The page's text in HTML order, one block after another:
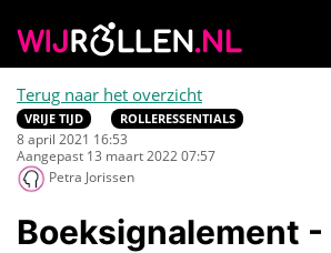
Terug naar het overzicht
VRIJE TIJD ROLLERESSENTIALS
8 april 2021 16:53
Aangepast 13 maart 2022 07:57
Petra Jorissen
Boeksignalement -